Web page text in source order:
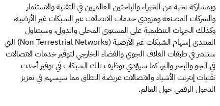
وبمشاركة نخبة من الخبراء والباحثين العالميين في التقنية والاستثمار
والشركات المصنعة ومزودي خدمات الاتصالات عبر الشبكات غير الأرضية،
وكذلك الجهات التنظيمية على المستوى المحلي والدولي، وسيتناول
المنتدى إسهام الشبكات غير الأرضية (Non Terrestrial Networks) التي
ستنشر في طبقات الغلاف الجوي والفضاء الخارجي لتوفير خدمات الاتصالات
في الجو والبحر والبر، كما سيؤدي توظيف تلك الشبكات في توفير أحدث
تقنيات إنترنت الأشياء والاتصالات عريضة النطاق مما سيسهم في تعزيز
التحول الرقمي حول العالم.